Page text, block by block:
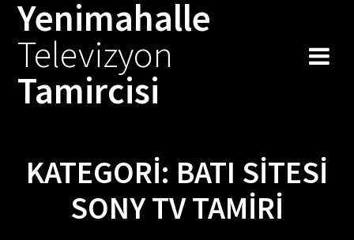
Skip
to
Yenimahalle
Televizyon
Tamircisi
KATEGORI: BATI SITESI
SONY TV TAMIRI